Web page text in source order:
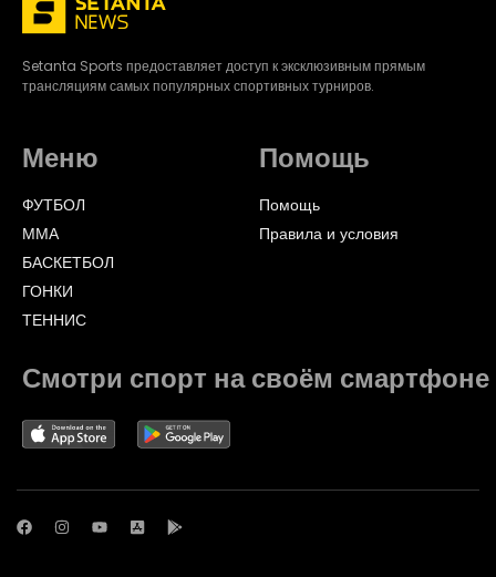
Setanta Sports предоставляет доступ к эксклюзивным прямым
трансляциям самых популярных спортивных турниров.
Меню
ФУТБОЛ
ММА
БАСКЕТБОЛ
ГОНКИ
ТЕННИС
Помощь
Помощь
Правила и условия
Смотри спорт на своём смартфоне